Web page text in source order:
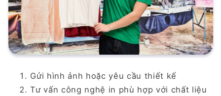
Gửi hình ảnh hoặc yêu cầu thiết kế
Tư vấn công nghệ in phù hợp với chất liệu